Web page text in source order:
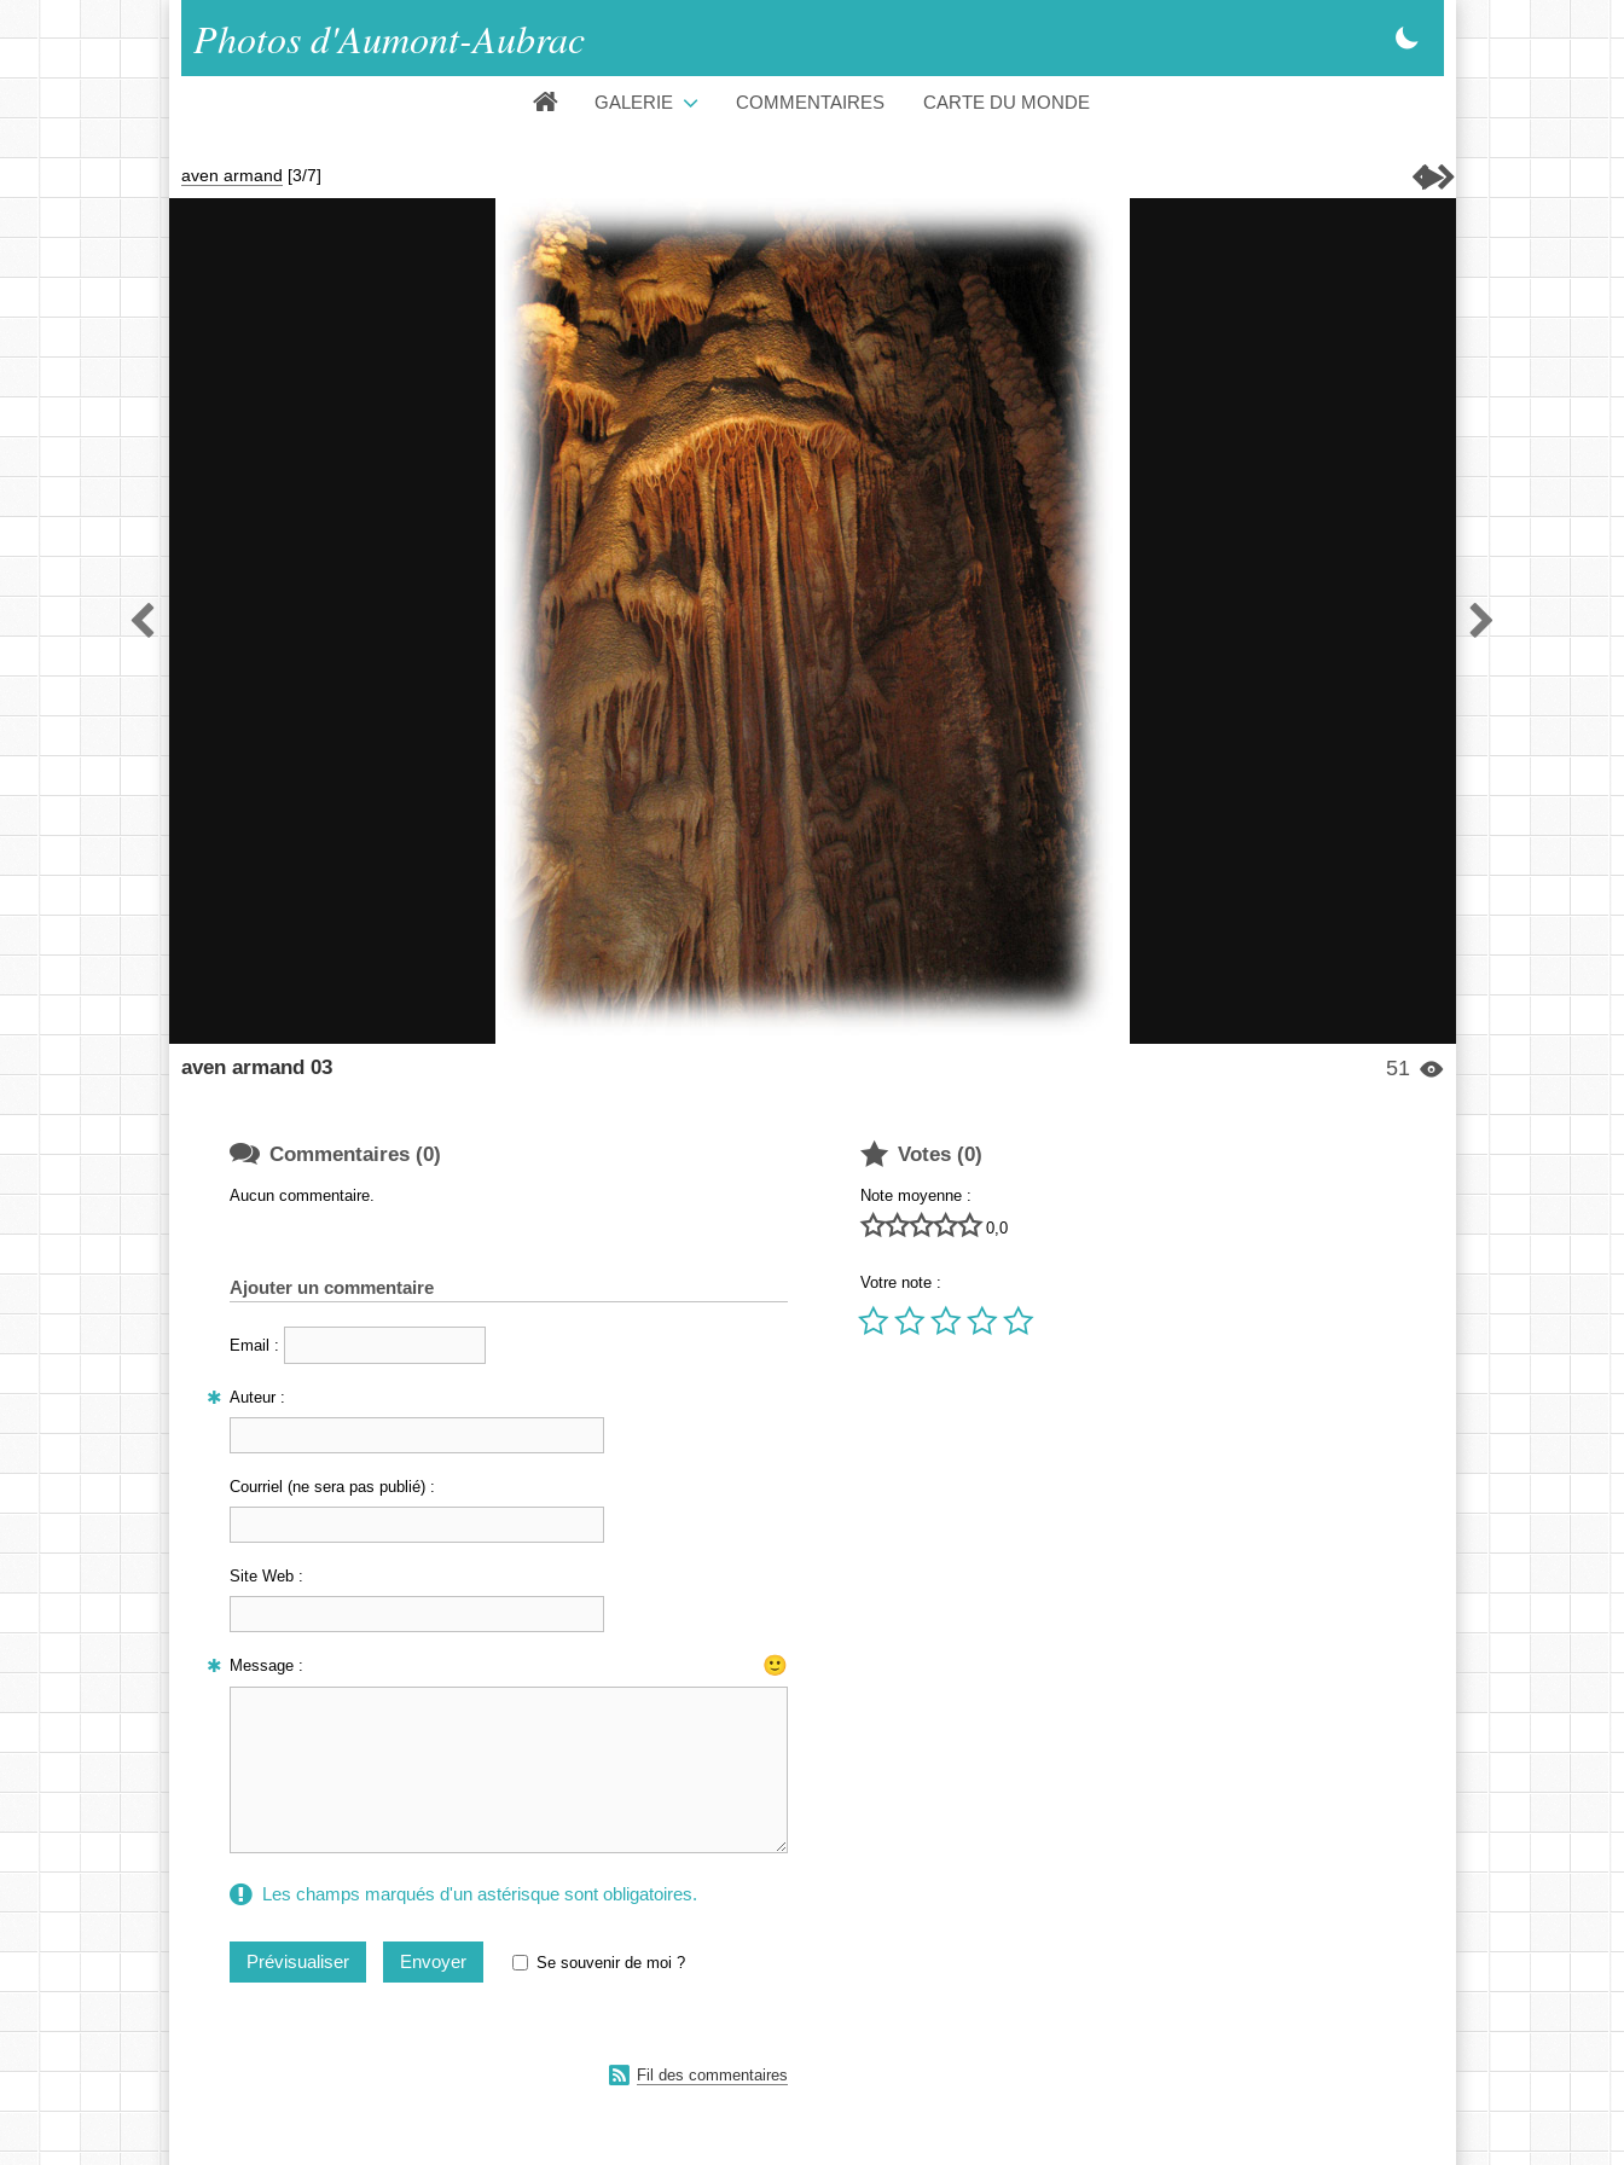
Photos d'Aumont-Aubrac 
GALERIE COMMENTAIRES CARTE DU MONDE
aven armand [3/7] 
 
51 
aven armand 03
 Votes (0)
Note moyenne :
 0,0
Votre note :

 Commentaires (0)
Aucun commentaire.
Ajouter un commentaire
Email :
Auteur :
Courriel (ne sera pas publié) :
Site Web :
Message : 🙂
Les champs marqués d'un astérisque sont obligatoires.
Se souvenir de moi ?
 Fil des commentaires